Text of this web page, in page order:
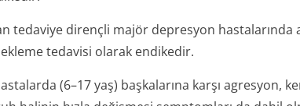
tedaviye dirençli majör depresyon
tedavisi olarak endikedir.
(6–17 yaş) başkalarına karşı agresyon,